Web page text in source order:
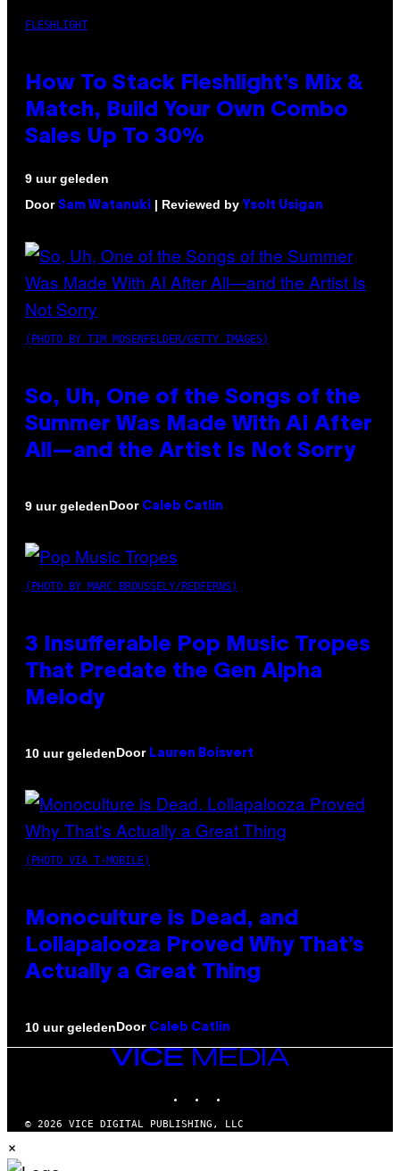
FLESHLIGHT
How To Stack Fleshlight’s Mix &
Match, Build Your Own Combo
Sales Up To 30%
9 uur geleden
Door Sam Watanuki | Reviewed by Ysolt Usigan
(PHOTO BY TIM MOSENFELDER/GETTY IMAGES)
So, Uh, One of the Songs of the
Summer Was Made With AI After
All—and the Artist Is Not Sorry
9 uur geledenDoor Caleb Catlin
(PHOTO BY MARC BROUSSELY/REDFERNS)
3 Insufferable Pop Music Tropes
That Predate the Gen Alpha
Melody
10 uur geledenDoor Lauren Boisvert
(PHOTO VIA T-MOBILE)
Monoculture is Dead, and
Lollapalooza Proved Why That’s
Actually a Great Thing
10 uur geledenDoor Caleb Catlin
VICE
© 2026 VICE DIGITAL PUBLISHING, LLC
×